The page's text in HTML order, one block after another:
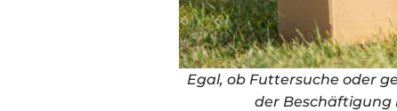
Egal, ob Futtersuche oder
der Beschäftigung